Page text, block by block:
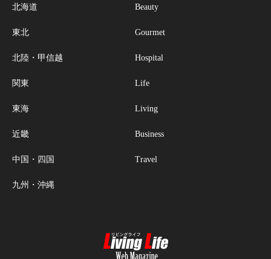
北海道
東北
北陸・甲信越
関東
東海
近畿
中国・四国
九州・沖縄
Beauty
Gourmet
Hospital
Life
Living
Business
Travel